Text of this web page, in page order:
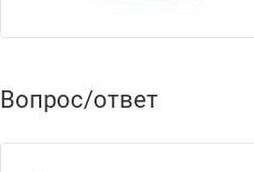
Вопрос/ответ